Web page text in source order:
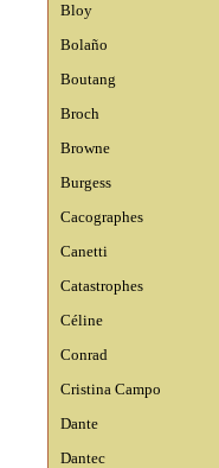
Bloy
Bolaño
Boutang
Broch
Browne
Burgess
Cacographes
Canetti
Catastrophes
Céline
Conrad
Cristina Campo
Dante
Dantec